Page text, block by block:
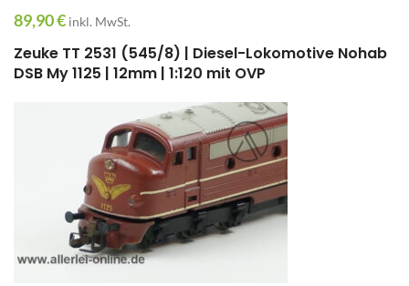
89,90€ inkl. MwSt.
Zeuke TT 2531 (545/8) | Diesel-Lokomotive Nohab
DSB My 1125 | 12mm | 1:120 mit OVP